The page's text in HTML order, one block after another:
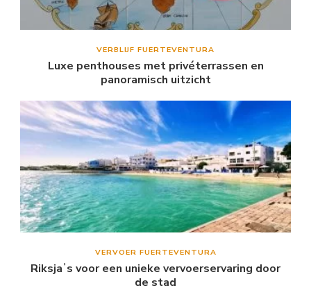
VERBLIJF FUERTEVENTURA
Luxe penthouses met privéterrassen en
panoramisch uitzicht
VERVOER FUERTEVENTURA
Riksjaʼs voor een unieke vervoerservaring door
de stad